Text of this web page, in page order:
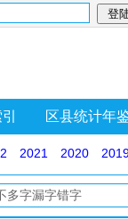
区县统计年
2021 2020